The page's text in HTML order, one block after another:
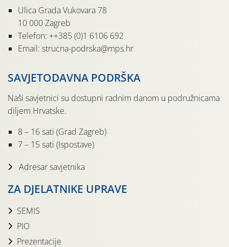
Ulica Grada Vukovara 78
10 000 Zagreb
Telefon: ++385 (0)1 6106 692
Email: strucna-podrska@mps.hr
SAVJETODAVNA PODRŠKA
Naši savjetnici su dostupni radnim danom u podružnicama
diljem Hrvatske.
8 – 16 sati (Grad Zagreb)
7 – 15 sati (Ispostave)
Adresar savjetnika
ZA DJELATNIKE UPRAVE
SEMIS
PIO
Prezentacije